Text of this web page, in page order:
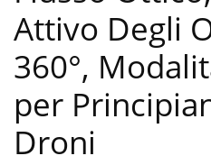
Attivo Degli
360°,
per
Droni